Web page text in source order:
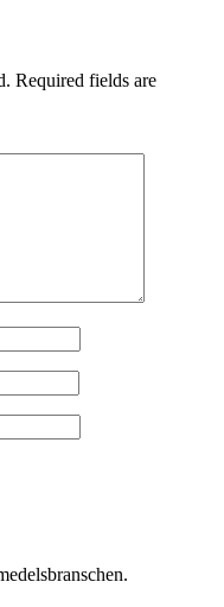
Required fields are